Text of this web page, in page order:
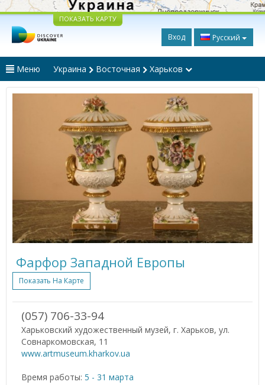
ПОКАЗАТЬ КАРТУ
Вход Русский
Меню Украина Восточная Харьков
Фарфор Западной Европы
Показать На Карте
(057) 706-33-94
Харьковский художественный музей, г. Харьков, ул.
Совнаркомовская, 11
www.artmuseum.kharkov.ua
Время работы: 5 - 31 марта